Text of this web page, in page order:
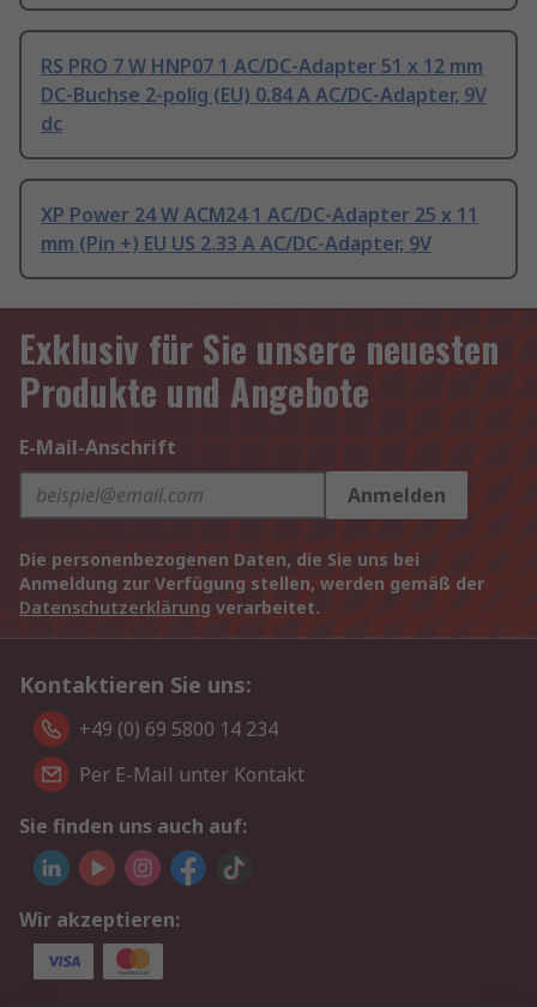
RS PRO 7 W HNP07 1 AC/DC-Adapter 51 x 12 mm
DC-Buchse 2-polig (EU) 0.84 A AC/DC-Adapter, 9V
dc
XP Power 24 W ACM24 1 AC/DC-Adapter 25 x 11
mm (Pin +) EU US 2.33 A AC/DC-Adapter, 9V
Exklusiv für Sie unsere neuesten
Produkte und Angebote
E-Mail-Anschrift
Anmelden
Die personenbezogenen Daten, die Sie uns bei
Anmeldung zur Verfügung stellen, werden gemäß der
Datenschutzerklärung verarbeitet.
Kontaktieren Sie uns:
+49 (0) 69 5800 14 234
Per E-Mail unter Kontakt
Sie finden uns auch auf:
Wir akzeptieren: